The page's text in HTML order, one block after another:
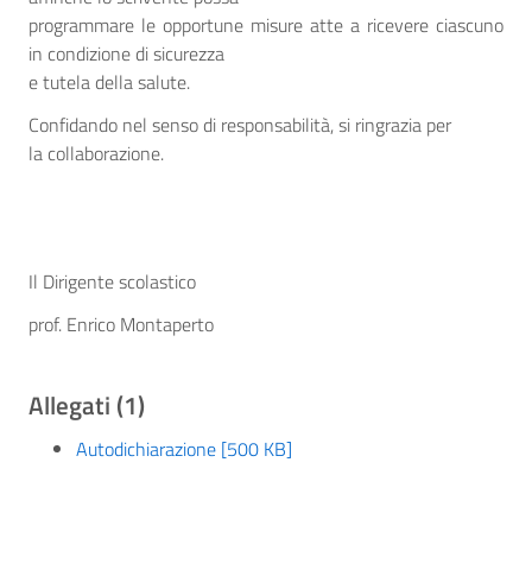
programmare le opportune misure atte a ricevere ciascuno
in condizione di sicurezza
e tutela della salute.
Confidando nel senso di responsabilità, si ringrazia per
la collaborazione.
Il Dirigente scolastico
prof. Enrico Montaperto
Allegati (1)
Autodichiarazione [500 KB]